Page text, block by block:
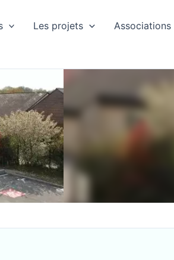
Les projets Associations